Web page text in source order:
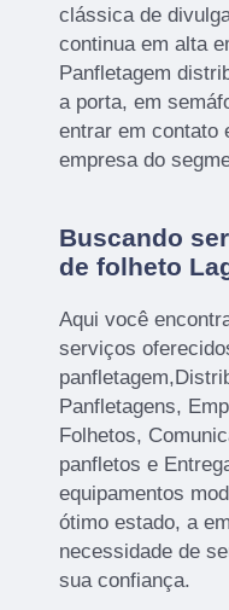
clássica de
continua em alta
Panfletagem
a porta, em
entrar em contato
empresa do
Buscando
de folheto
Aqui você
serviços
Panfletagens,
Folhetos,
panfletos e
equipamentos
ótimo estado, a
necessidade de
sua confiança.